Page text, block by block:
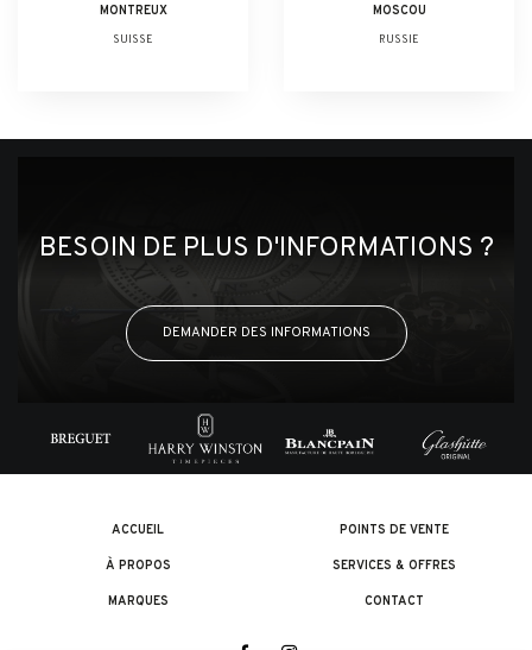
MONTREUX
SUISSE
MOSCOU
RUSSIE
BESOIN DE PLUS D'INFORMATIONS ?
DEMANDER DES INFORMATIONS
ACCUEIL
À PROPOS
MARQUES
POINTS DE VENTE
SERVICES & OFFRES
CONTACT